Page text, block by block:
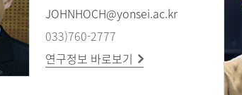
JOHNHOCH@yonsei.ac.kr
033)760-2777
연구정보 바로보기